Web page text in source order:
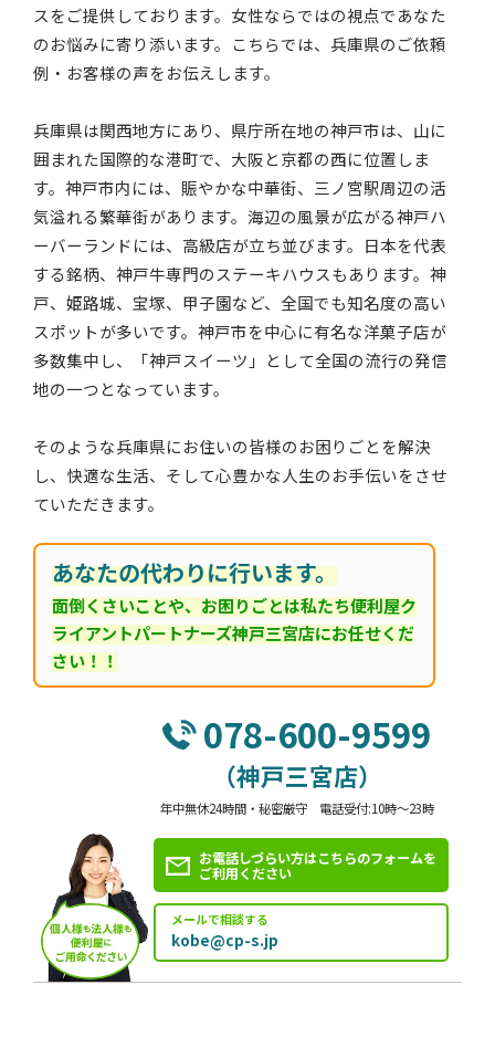
スをご提供しております。女性ならではの視点であなた
のお悩みに寄り添います。こちらでは、兵庫県のご依頼
例・お客様の声をお伝えします。
兵庫県は関西地方にあり、県庁所在地の神戸市は、山に
囲まれた国際的な港町で、大阪と京都の西に位置しま
す。神戸市内には、賑やかな中華街、三ノ宮駅周辺の活
気溢れる繁華街があります。海辺の風景が広がる神戸ハ
ーバーランドには、高級店が立ち並びます。日本を代表
する銘柄、神戸牛専門のステーキハウスもあります。神
戸、姫路城、宝塚、甲子園など、全国でも知名度の高い
スポットが多いです。神戸市を中心に有名な洋菓子店が
多数集中し、「神戸スイーツ」として全国の流行の発信
地の一つとなっています。
そのような兵庫県にお住いの皆様のお困りごとを解決
し、快適な生活、そして心豊かな人生のお手伝いをさせ
ていただきます。
あなたの代わりに行います。
面倒くさいことや、お困りごとは私たち便利屋ク
ライアントパートナーズ神戸三宮店にお任せくだ
さい！！
078-600-9599
（神戸三宮店）
年中無休24時間・秘密厳守 電話受付:10時～23時
お電話しづらい方はこちらのフォームを
ご利用ください
メールで相談する
kobe@cp-s.jp